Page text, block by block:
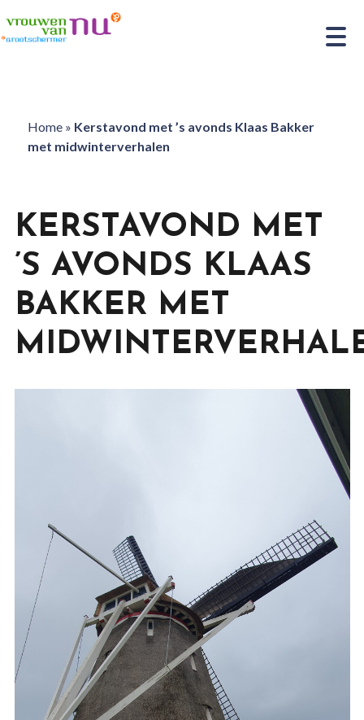
Home» Kerstavond met ’s avonds Klaas Bakker
met midwinterverhalen
KERSTAVOND MET
’S AVONDS KLAAS
BAKKER MET